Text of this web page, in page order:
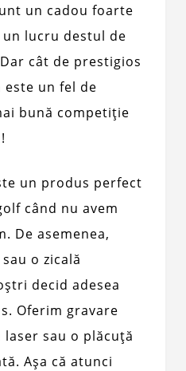
un cadou foarte
un lucru destul de
cât de prestigios
este un fel de
bună competiție
un produs perfect
când nu avem
De asemenea,
o zicală
decid adesea
Oferim gravare
laser sau o plăcuță
Așa că atunci